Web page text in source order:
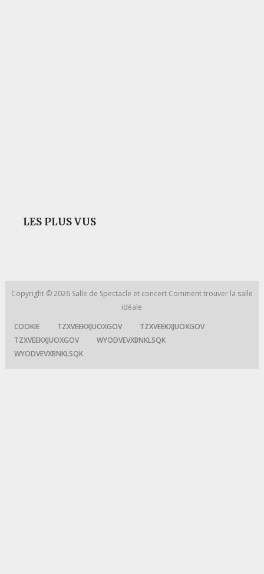
LES PLUS VUS
Copyright © 2026 Salle de Spectacle et concert Comment trouver la salle
idéale
COOKIE
TZXVEEKXJUOXGOV
TZXVEEKXJUOXGOV
TZXVEEKXJUOXGOV
WYODVEVXBNKLSQK
WYODVEVXBNKLSQK